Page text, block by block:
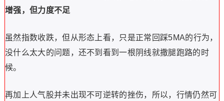
增强，但力度不足
虽然指数收跌，但从形态上看，只是正常回踩5MA的行为，
没什么太大的问题，还不到看到一根阴线就撒腿跑路的时
候。
再加上人气股并未出现不可逆转的挫伤，所以，行情仍然可